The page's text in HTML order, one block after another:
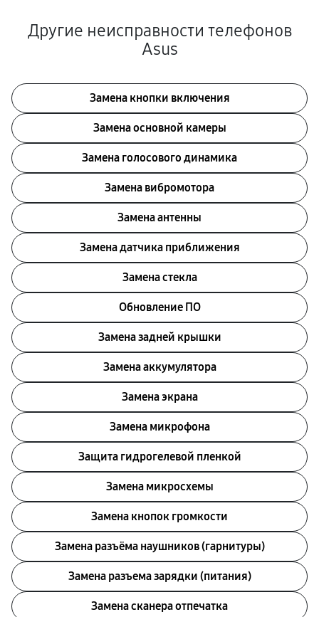
Другие неисправности телефонов
Asus
Замена кнопки включения
Замена основной камеры
Замена голосового динамика
Замена вибромотора
Замена антенны
Замена датчика приближения
Замена стекла
Обновление ПО
Замена задней крышки
Замена аккумулятора
Замена экрана
Замена микрофона
Защита гидрогелевой пленкой
Замена микросхемы
Замена кнопок громкости
Замена разъёма наушников (гарнитуры)
Замена разъема зарядки (питания)
Замена сканера отпечатка